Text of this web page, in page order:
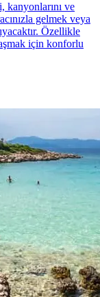
kanyonlarını ve
gelmek veya
Özellikle
için konforlu